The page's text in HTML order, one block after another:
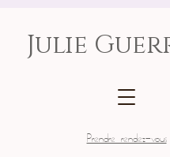
Julie
Prendre rendez-vous